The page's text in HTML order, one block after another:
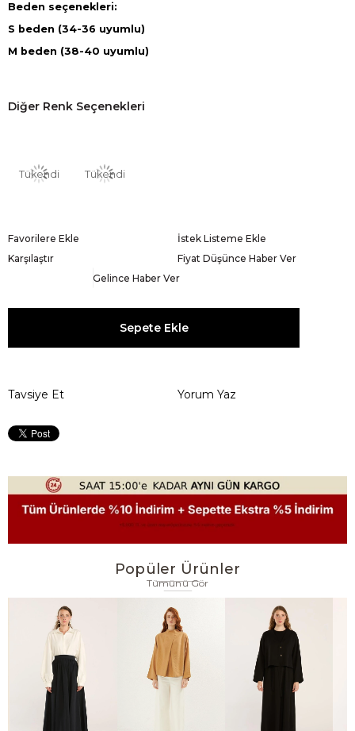
Beden seçenekleri:
S beden (34-36 uyumlu)
M beden (38-40 uyumlu)
Diğer Renk Seçenekleri
Tükendi Tükendi
Favorilere Ekle
İstek Listeme Ekle
Karşılaştır
Fiyat Düşünce Haber Ver
Gelince Haber Ver
Tavsiye Et Yorum Yaz
Popüler Ürünler
Tümünü Gör